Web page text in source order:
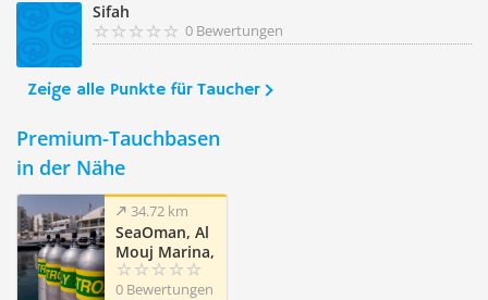
Sifah
0 Bewertungen
Zeige alle Punkte für Taucher
Premium-Tauchbasen
in der Nähe
34.72 km
SeaOman, Al
Mouj Marina,
Muscat
0 Bewertungen